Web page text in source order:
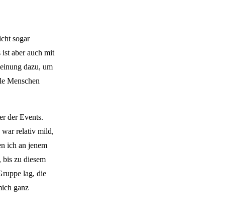
sogar
aber auch mit
dazu, um
Menschen
der Events.
war relativ mild,
ich an jenem
bis zu diesem
lag, die
ganz